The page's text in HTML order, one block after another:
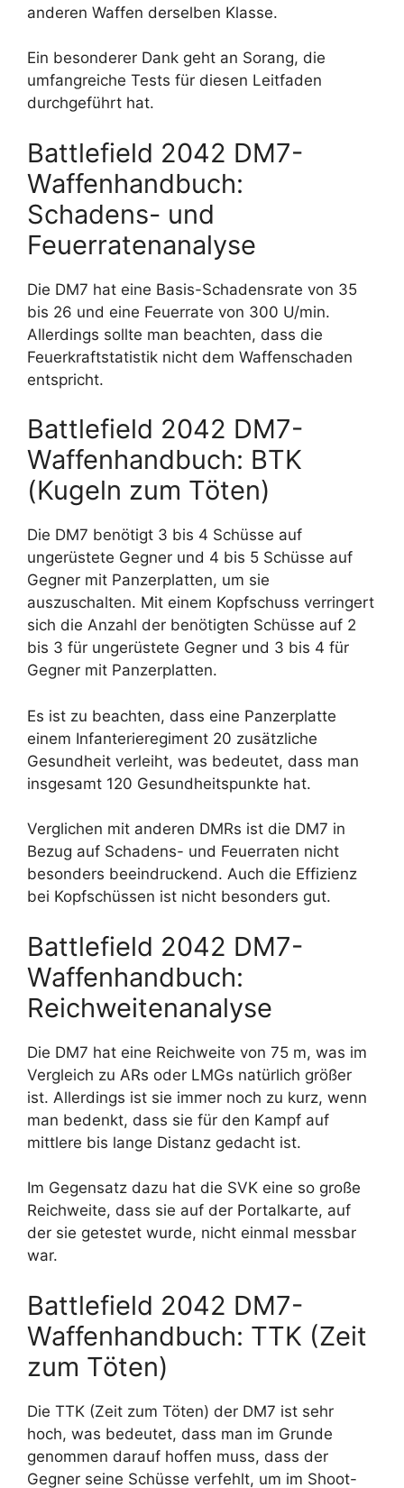
anderen Waffen derselben Klasse.
Ein besonderer Dank geht an Sorang, die
umfangreiche Tests für diesen Leitfaden
durchgeführt hat.
Battlefield 2042 DM7-
Waffenhandbuch:
Schadens- und
Feuerratenanalyse
Die DM7 hat eine Basis-Schadensrate von 35
bis 26 und eine Feuerrate von 300 U/min.
Allerdings sollte man beachten, dass die
Feuerkraftstatistik nicht dem Waffenschaden
entspricht.
Battlefield 2042 DM7-
Waffenhandbuch: BTK
(Kugeln zum Töten)
Die DM7 benötigt 3 bis 4 Schüsse auf
ungerüstete Gegner und 4 bis 5 Schüsse auf
Gegner mit Panzerplatten, um sie
auszuschalten. Mit einem Kopfschuss verringert
sich die Anzahl der benötigten Schüsse auf 2
bis 3 für ungerüstete Gegner und 3 bis 4 für
Gegner mit Panzerplatten.
Es ist zu beachten, dass eine Panzerplatte
einem Infanterieregiment 20 zusätzliche
Gesundheit verleiht, was bedeutet, dass man
insgesamt 120 Gesundheitspunkte hat.
Verglichen mit anderen DMRs ist die DM7 in
Bezug auf Schadens- und Feuerraten nicht
besonders beeindruckend. Auch die Effizienz
bei Kopfschüssen ist nicht besonders gut.
Battlefield 2042 DM7-
Waffenhandbuch:
Reichweitenanalyse
Die DM7 hat eine Reichweite von 75 m, was im
Vergleich zu ARs oder LMGs natürlich größer
ist. Allerdings ist sie immer noch zu kurz, wenn
man bedenkt, dass sie für den Kampf auf
mittlere bis lange Distanz gedacht ist.
Im Gegensatz dazu hat die SVK eine so große
Reichweite, dass sie auf der Portalkarte, auf
der sie getestet wurde, nicht einmal messbar
war.
Battlefield 2042 DM7-
Waffenhandbuch: TTK (Zeit
zum Töten)
Die TTK (Zeit zum Töten) der DM7 ist sehr
hoch, was bedeutet, dass man im Grunde
genommen darauf hoffen muss, dass der
Gegner seine Schüsse verfehlt, um im Shoot-